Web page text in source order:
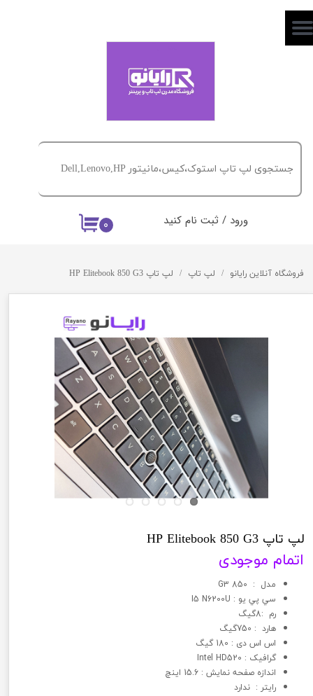
۰ ورود / ثبت نام کنید
حساب کاربری من
خروج از حساب کاربری
فروشگاه آنلاین رایانو لپ تاپ لپ تاپ HP Elitebook 850 G3
لپ تاپ HP Elitebook 850 G3
اتمام موجودی
مدل : 850 G3
سي پي يو : I5 N6200U
رم :8گیگ
هارد : 750گیگ
اس اس دی : 180 گیگ
گرافيک : Intel HD520
اندازه صفحه نمایش : 15.6 اینچ
رایتر : ندارد